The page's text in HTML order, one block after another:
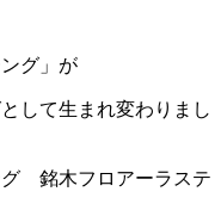
グ」が
として生まれ変わりまし
グ 銘木フロアーラステ